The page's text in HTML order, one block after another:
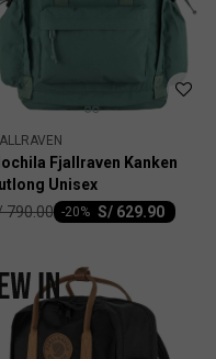
Fjallraven Kanken
Unisex
S/ 629.90
-20
790.00